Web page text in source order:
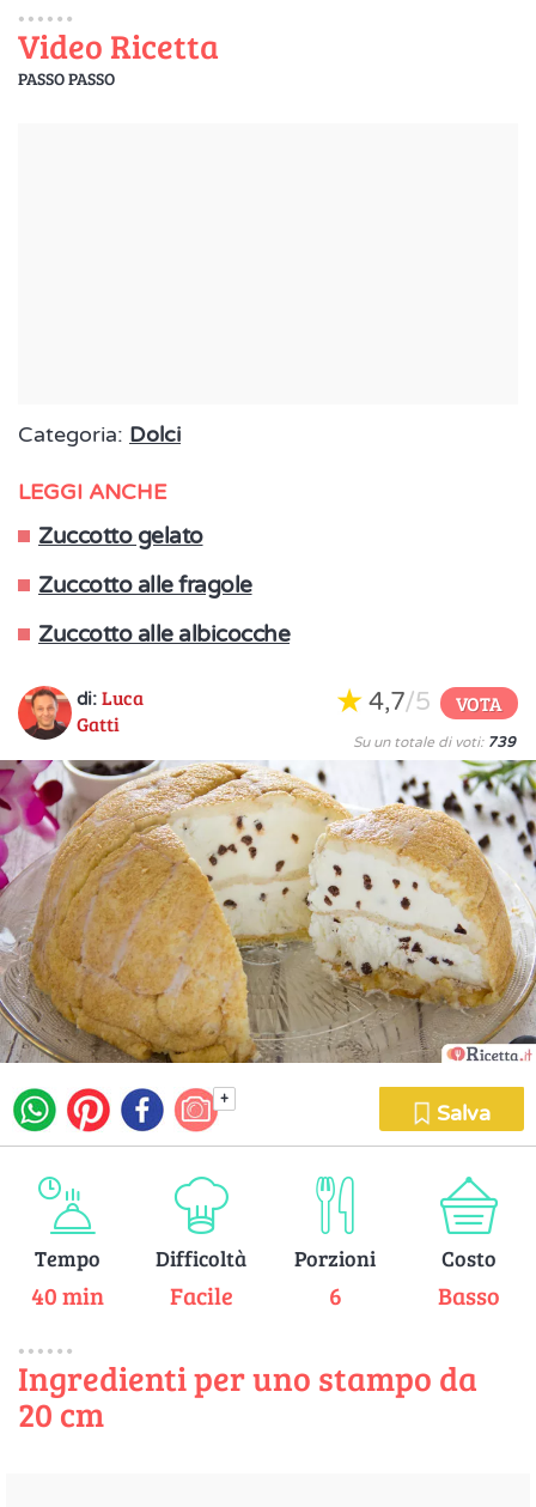
Video Ricetta
PASSO PASSO
Categoria: Dolci
LEGGI ANCHE
Zuccotto gelato
Zuccotto alle fragole
Zuccotto alle albicocche
di: Luca
Gatti
4,7/5 VOTA
Su un totale di voti: 739
+
Salva
Tempo
40 min
Difficoltà
Facile
Porzioni
6
Costo
Basso
Ingredienti per uno stampo da
20 cm